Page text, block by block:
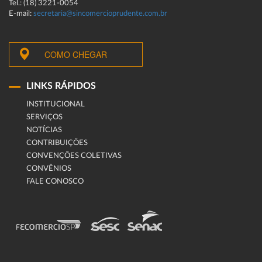
Tel.: (18) 3221-0054
E-mail: secretaria@sincomercioprudente.com.br
COMO CHEGAR
LINKS RÁPIDOS
INSTITUCIONAL
SERVIÇOS
NOTÍCIAS
CONTRIBUIÇÕES
CONVENÇÕES COLETIVAS
CONVÊNIOS
FALE CONOSCO